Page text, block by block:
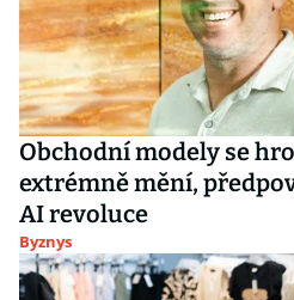
Obchodní modely se
extrémně mění,
AI revoluce
Byznys